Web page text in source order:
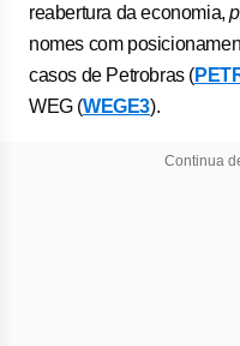
reabertura da economia,
nomes com
casos de Petrobras (
WEG (WEGE3).
Continua